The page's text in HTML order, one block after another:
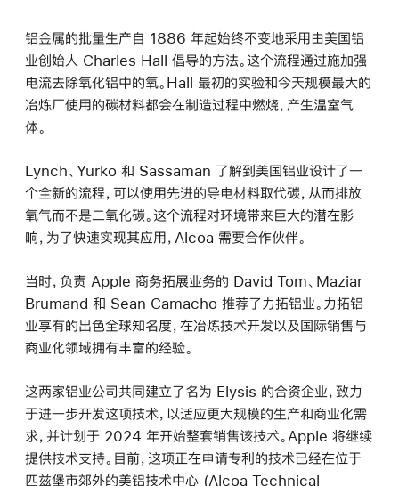
铝金属的批量生产自 1886 年起始终不变地采用由美国铝
业创始人 Charles Hall 倡导的方法。这个流程通过施加强
电流去除氧化铝中的氧。Hall 最初的实验和今天规模最大的
冶炼厂使用的碳材料都会在制造过程中燃烧，产生温室气
体。
Lynch、Yurko 和 Sassaman 了解到美国铝业设计了一
个全新的流程，可以使用先进的导电材料取代碳，从而排放
氧气而不是二氧化碳。这个流程对环境带来巨大的潜在影
响，为了快速实现其应用，Alcoa 需要合作伙伴。
当时，负责 Apple 商务拓展业务的 David Tom、Maziar
Brumand 和 Sean Camacho 推荐了力拓铝业。力拓铝
业享有的出色全球知名度，在冶炼技术开发以及国际销售与
商业化领域拥有丰富的经验。
这两家铝业公司共同建立了名为 Elysis 的合资企业，致力
于进一步开发这项技术，以适应更大规模的生产和商业化需
求，并计划于 2024 年开始整套销售该技术。Apple 将继续
提供技术支持。目前，这项正在申请专利的技术已经在位于
匹兹堡市郊外的美铝技术中心 (Alcoa Technical